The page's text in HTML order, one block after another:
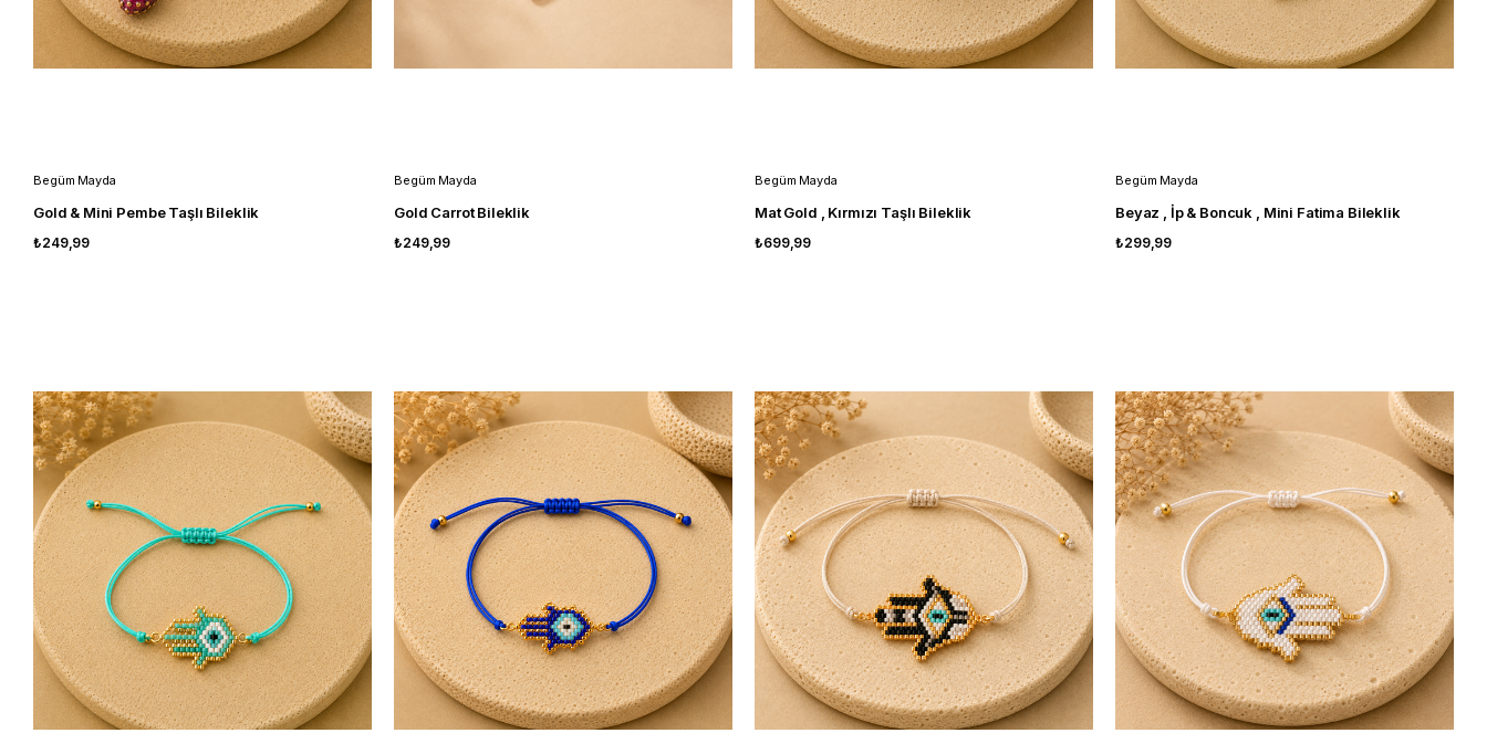
Begüm Mayda
Gold & Mini Pembe Taşlı Bileklik
₺249,99
Begüm Mayda
Gold Carrot Bileklik
₺249,99
Begüm Mayda
Mat Gold , Kırmızı Taşlı Bileklik
₺699,99
Begüm Mayda
Beyaz , İp & Boncuk , Mini Fatima Bileklik
₺299,99